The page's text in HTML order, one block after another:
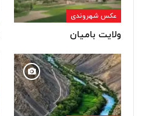
عکس شهروندی
ولایت بامیان